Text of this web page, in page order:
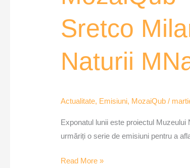
Sretco
Naturii
Actualitate, Emisiuni, MozaiQub /
Exponatul lunii este proiectul
urmăriți o serie de emisiuni pentru a
de
baltă
–
Interviu
Milanovici,
Șeful
de
Read More »